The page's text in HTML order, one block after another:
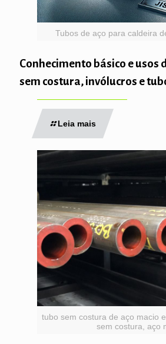
Tubos de aço para caldeira
Conhecimento básico e usos
sem costura, invólucros e
Leia mais
tubo sem costura de aço macio
sem costura, aço